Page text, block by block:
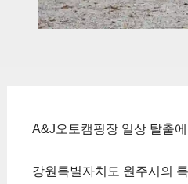
A&J오토캠핑장 일상 탈출
강원특별자치도 원주시의